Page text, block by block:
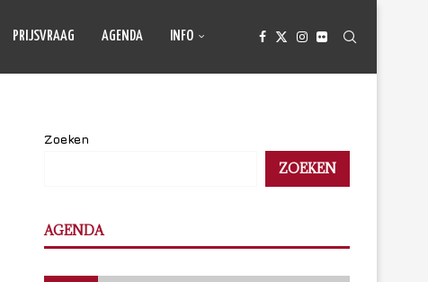
PRIJSVRAAG AGENDA INFO
Zoeken
ZOEKEN
AGENDA